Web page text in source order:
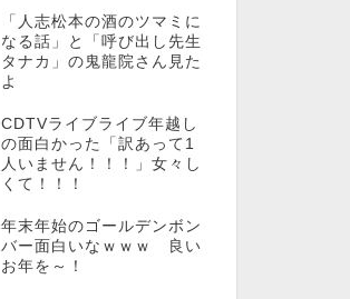
「人志松本の酒のツマミに
なる話」と「呼び出し先生
タナカ」の鬼龍院さん見た
よ
CDTVライブライブ年越し
の面白かった「訳あって1
人いません！！！」女々し
くて！！！
年末年始のゴールデンボン
バー面白いなｗｗｗ 良い
お年を～！